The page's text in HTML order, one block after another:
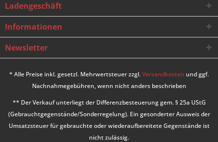
Ladengeschäft
Informationen
Newsletter
* Alle Preise inkl. gesetzl. Mehrwertsteuer zzgl.Versandkosten und ggf.
Nachnahmegebühren, wenn nicht anders beschrieben
** Der Verkauf unterliegt der Differenzbesteuerung gem. § 25a UStG
(Gebrauchtgegenstände/Sonderregelung). Ein gesonderter Ausweis der
Umsatzsteuer für gebrauchte oder wiederaufbereitete Gegenstände ist
nicht zulässig.